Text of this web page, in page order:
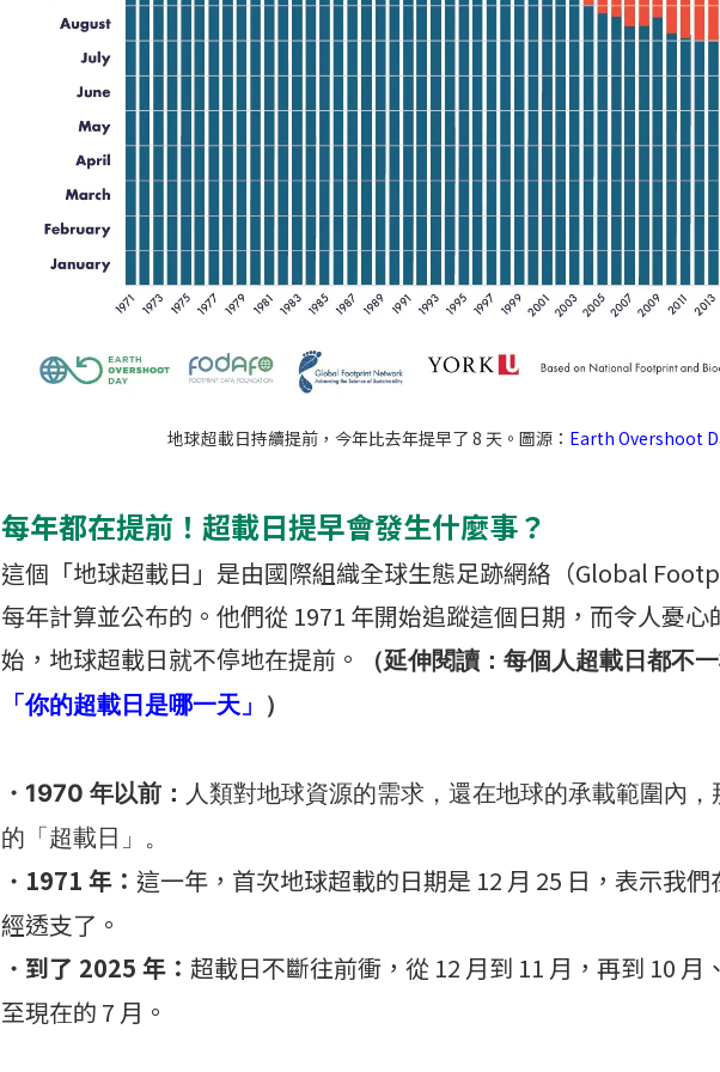
地球超載日持續提前，今年比去年提早了 8 天。圖源： Earth Overshoot
每年都在提前！超載日提早會發生什麼事？
這個「地球超載日」是由國際組織全球生態足跡網絡（Global
每年計算並公布的。他們從 1971 年開始追蹤這個日期，而令人憂
始，地球超載日就不停地在提前。
（延伸閱讀：每個人超載日都不
「你的超載日是哪一天」 ）
・1970 年以前： 人類對地球資源的需求，還在地球的承載範圍內
的「超載日」。
・ 1971 年： 這一年，首次地球超載的日期是 12 月 25 日，表示我
經透支了。
・ 到了 2025 年： 超載日不斷往前衝，從 12 月到 11 月，再到 10 月
至現在的 7 月。